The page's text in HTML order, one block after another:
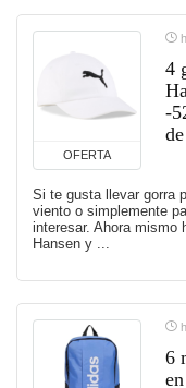
OFERTA
4
-
Si te gusta llevar gorra
viento o simplemente
interesar. Ahora mismo
Hansen y ...
6